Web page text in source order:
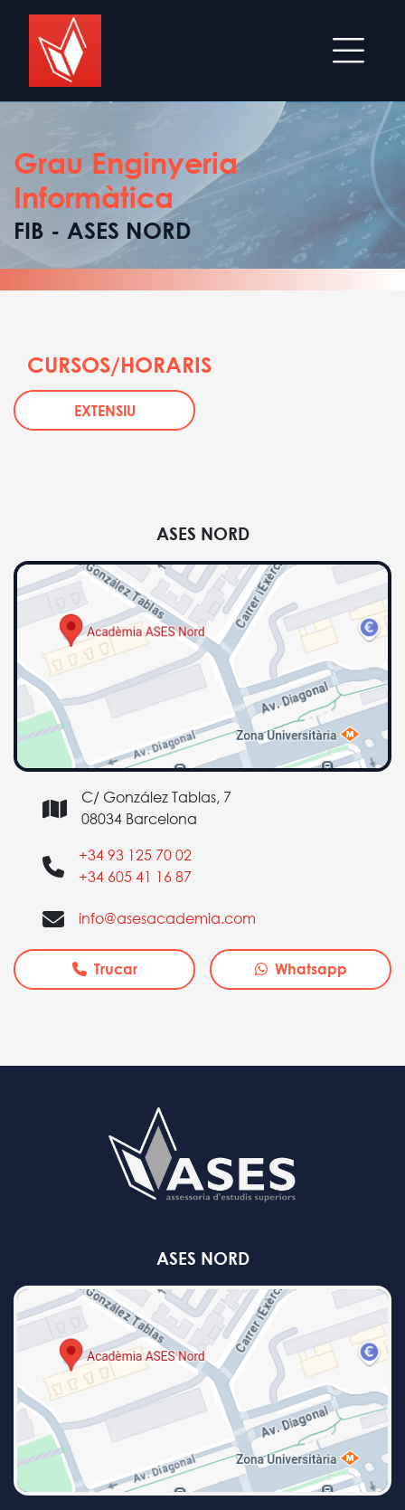
Grau Enginyeria
Informàtica
FIB - ASES NORD
CURSOS/HORARIS
EXTENSIU
ASES NORD
C/ González Tablas, 7
08034 Barcelona
+34 93 125 70 02
+34 605 41 16 87
info@asesacademia.com
Trucar Whatsapp
ASES NORD